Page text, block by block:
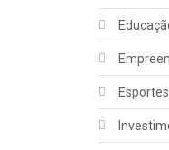
Esportes